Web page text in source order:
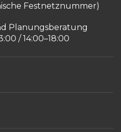
Festnetznummer)
Planungsberatung
/ 14:00–18:00